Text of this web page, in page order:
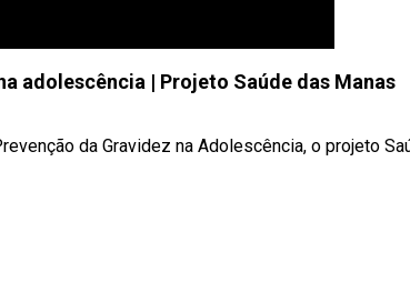
adolescência | Projeto Saúde das Manas
da Gravidez na Adolescência, o projeto